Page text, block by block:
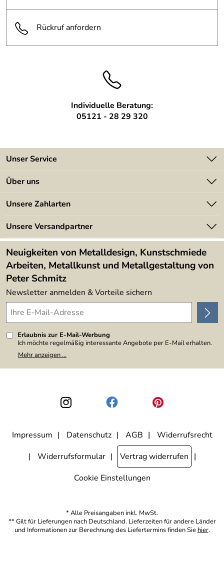
Rückruf anfordern
Individuelle Beratung:
05121 - 28 29 320
Unser Service
Kontakt
Kundeninformationen
Newsletter
Lieferbedingungen
Über uns
Angebote
Kundenbewertungen (394)
4,9/5
Unsere Zahlarten
Unsere Versandpartner
Neuigkeiten von Metalldesign, Kunstschmiede
Arbeiten, Metallkunst und Metallgestaltung von
Peter Schmitz
Newsletter anmelden & Vorteile sichern
Erlaubnis zur E-Mail-Werbung
Ich möchte regelmäßig interessante Angebote per E-Mail erhalten.
Meine E-Mail-Adresse wird nicht an andere Unternehmen
weitergegeben. Zu statistischen Zwecken wird in anonymer Form
den Link "Abmelden" am Ende des Newsletters anklicke. Die
Datenschutzerklärung
habe ich zur Kenntnis genommen.
Mehr anzeigen ...
Impressum Datenschutz AGB
Widerrufsrecht
Widerrufsformular
Vertrag widerrufen
Cookie Einstellungen
* Alle Preisangaben inkl. MwSt.
** Gilt für Lieferungen nach Deutschland. Lieferzeiten für andere Länder
und Informationen zur Berechnung des Liefertermins finden Sie hier.